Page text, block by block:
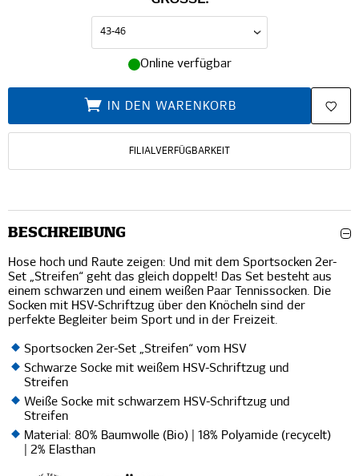
Online verfügbar
IN DEN WARENKORB
FILIALVERFÜGBARKEIT
BESCHREIBUNG
Hose hoch und Raute zeigen: Und mit dem Sportsocken 2er-
Set „Streifen“ geht das gleich doppelt! Das Set besteht aus
einem schwarzen und einem weißen Paar Tennissocken. Die
Socken mit HSV-Schriftzug über den Knöcheln sind der
perfekte Begleiter beim Sport und in der Freizeit.
Sportsocken 2er-Set „Streifen“ vom HSV
Schwarze Socke mit weißem HSV-Schriftzug und
Streifen
Weiße Socke mit schwarzem HSV-Schriftzug und
Streifen
Material: 80% Baumwolle (Bio) | 18% Polyamide (recycelt)
| 2% Elasthan